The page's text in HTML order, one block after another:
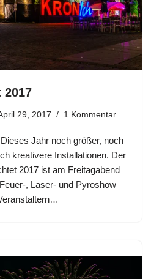
2017
29, 2017 1 Kommentar
Jahr noch größer, noch
kreativere Installationen. Der
2017 ist am Freitagabend
, Laser- und Pyroshow